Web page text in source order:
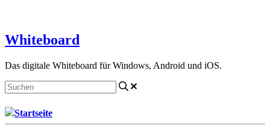
Whiteboard
Das digitale Whiteboard für Windows, Android und iOS.
Startseite